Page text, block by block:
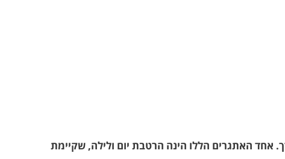
אחד האתגרים הללו הינה הרטבת יום ולילה, שקיימת